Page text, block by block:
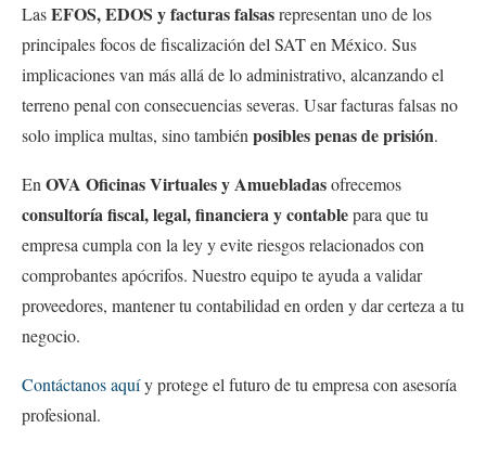
LasEFOS, EDOS y facturas falsasrepresentan uno de los
principales focos de fiscalización del SAT en México. Sus
implicaciones van más allá de lo administrativo, alcanzando el
terreno penal con consecuencias severas. Usar facturas falsas no
solo implica multas, sino también posibles penas de prisión.
En OVA Oficinas Virtuales y Amuebladasofrecemos
consultoría fiscal, legal, financiera y contablepara que tu
empresa cumpla con la ley y evite riesgos relacionados con
comprobantes apócrifos. Nuestro equipo te ayuda a validar
proveedores, mantener tu contabilidad en orden y dar certeza a tu
negocio.
Contáctanos aquíy protege el futuro de tu empresa con asesoría
profesional.